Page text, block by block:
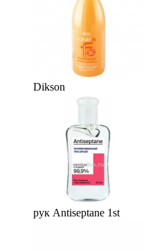
Dikson
рук Antiseptane 1st